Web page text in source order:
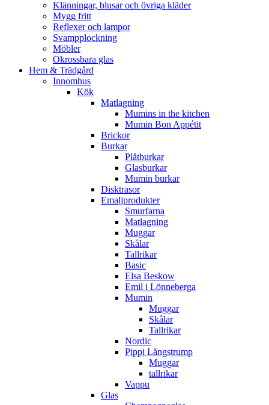
Klänningar, blusar och övriga kläder
Mygg fritt
Reflexer och lampor
Svampplockning
Möbler
Okrossbara glas
Hem & Trädgård
Innomhus
Kök
Matlagning
Mumins in the kitchen
Mumin Bon Appétit
Brickor
Burkar
Plåtburkar
Glasburkar
Mumin burkar
Disktrasor
Emaljprodukter
Smurfarna
Matlagning
Muggar
Skålar
Tallrikar
Basic
Elsa Beskow
Emil i Lönneberga
Mumin
Muggar
Skålar
Tallrikar
Nordic
Pippi Långstrump
Muggar
tallrikar
Vappu
Glas